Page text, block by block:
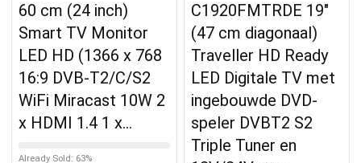
60 cm (24 inch)
Smart TV Monitor
LED HD (1366 x 768
16:9 DVB-T2/C/S2
WiFi Miracast 10W 2
x HDMI 1.4 1 x…
Already Sold: 63%
C1920FMTRDE 19″
(47 cm diagonaal)
Traveller HD Ready
LED Digitale TV met
ingebouwde DVD-
speler DVBT2 S2
Triple Tuner en